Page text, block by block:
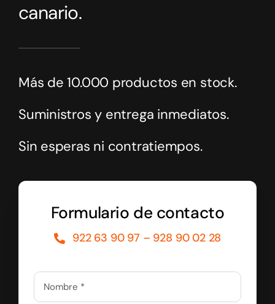
canario.
Más de 10.000 productos en stock.
Suministros y entrega inmediatos.
Sin esperas ni contratiempos.
Formulario de contacto
922 63 90 97 – 928 90 02 28